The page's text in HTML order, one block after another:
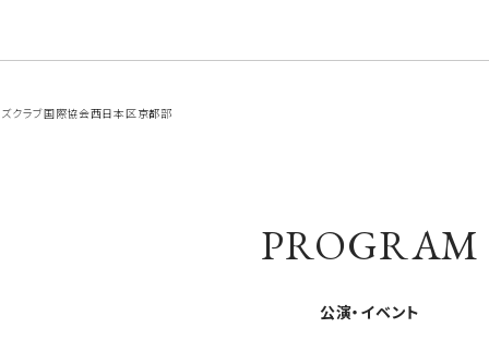
ラブ国際協会西日本区京都部
PROGRAM
公演・イベント